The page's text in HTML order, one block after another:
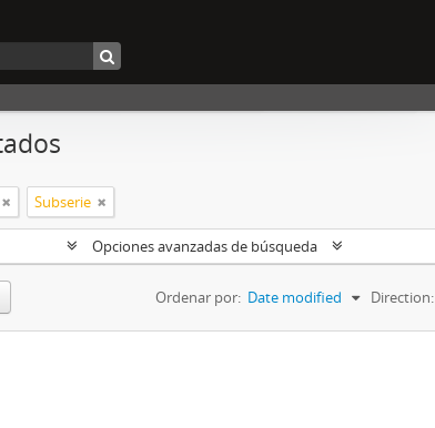
Subserie
Opciones avanzadas de búsqueda
Ordenar por: Date modified Direction: